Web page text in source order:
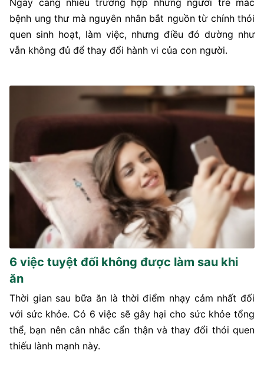
Ngày càng nhiều trường hợp những người trẻ mắc
bệnh ung thư mà nguyên nhân bắt nguồn từ chính thói
quen sinh hoạt, làm việc, nhưng điều đó dường như
vẫn không đủ để thay đổi hành vi của con người.
6 việc tuyệt đối không được làm sau khi
ăn
Thời gian sau bữa ăn là thời điểm nhạy cảm nhất đối
với sức khỏe. Có 6 việc sẽ gây hại cho sức khỏe tổng
thể, bạn nên cân nhắc cẩn thận và thay đổi thói quen
thiếu lành mạnh này.